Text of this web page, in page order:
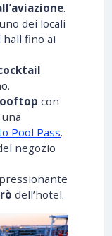
.
dei locali
fino ai
con
Pool Pass.
negozio
dell’hotel.